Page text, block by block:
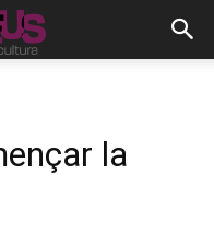
la